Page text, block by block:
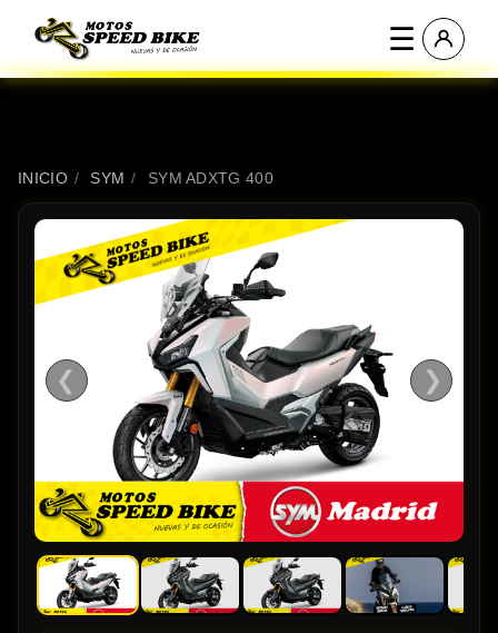
☰
INICIO / SYM / SYM ADXTG 400
❮ ❯